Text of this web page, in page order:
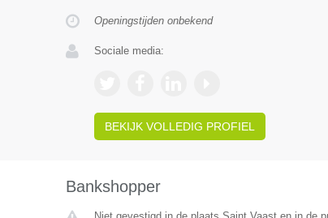
Openingstijden onbekend
Sociale media:
BEKIJK VOLLEDIG PROFIEL
Bankshopper